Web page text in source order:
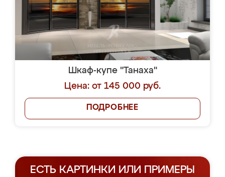
Шкаф-купе "Танаха"
Цена: от 145 000 руб.
ПОДРОБНЕЕ
ЕСТЬ КАРТИНКИ ИЛИ ПРИМЕРЫ